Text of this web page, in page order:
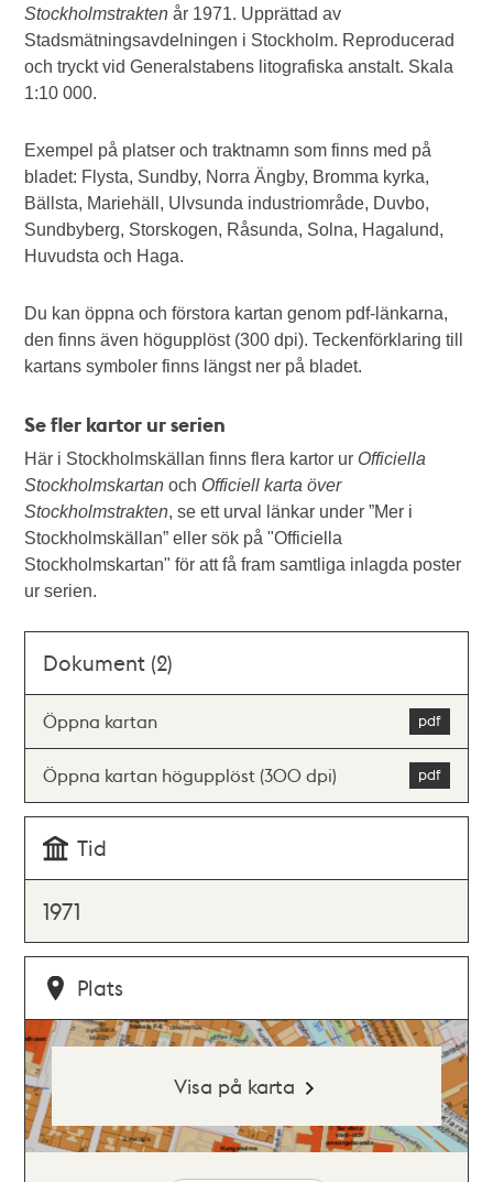
Stockholmstraktenår 1971. Upprättad av
Stadsmätningsavdelningen i Stockholm. Reproducerad
och tryckt vid Generalstabens litografiska anstalt. Skala
1:10 000.
Exempel på platser och traktnamn som finns med på
bladet: Flysta, Sundby, Norra Ängby, Bromma kyrka,
Bällsta, Mariehäll, Ulvsunda industriområde, Duvbo,
Sundbyberg, Storskogen, Råsunda, Solna, Hagalund,
Huvudsta och Haga.
Du kan öppna och förstora kartan genom pdf-länkarna,
den finns även högupplöst (300 dpi). Teckenförklaring till
kartans symboler finns längst ner på bladet.
Se fler kartor ur serien
Här i Stockholmskällan finns flera kartor ur Officiella
Stockholmskartan och Officiell karta över
Stockholmstrakten, se ett urval länkar under ”Mer i
Stockholmskällan” eller sök på "Officiella
Stockholmskartan" för att få fram samtliga inlagda poster
ur serien.
Dokument (2)
Öppna kartan
Öppna kartan högupplöst (300 dpi)
Tid
1971
Plats
Visa på karta